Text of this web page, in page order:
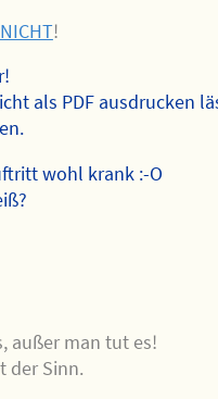
!
als PDF ausdrucken
wohl krank :-O
außer man tut es!
der Sinn.